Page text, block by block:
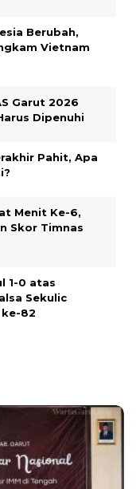
Berubah,
Vietnam
Garut 2026
Dipenuhi
Pahit, Apa
Menit Ke-6,
Skor Timnas
1-0 atas
Sekulic
82